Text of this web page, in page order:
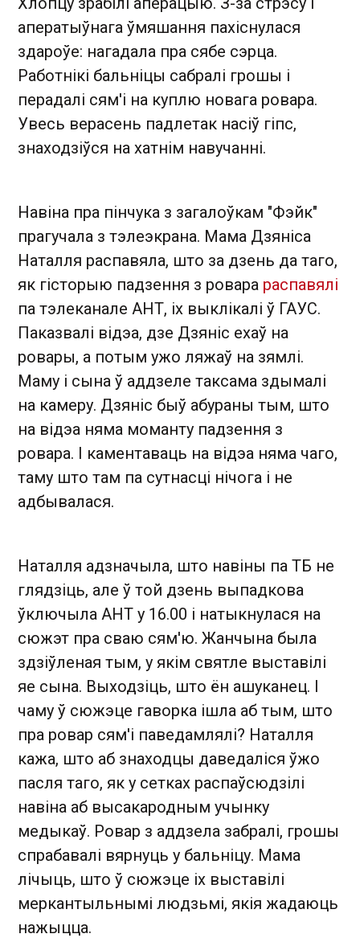
аператыўнага ўмяшання пахіснулася
здароўе: нагадала пра сябе сэрца.
Работнікі бальніцы сабралі грошы і
перадалі сям'і на куплю новага ровара.
Увесь верасень падлетак насіў гіпс,
знаходзіўся на хатнім навучанні.
Навіна пра пінчука з загалоўкам "Фэйк"
прагучала з тэлеэкрана. Мама Дзяніса
Наталля распавяла, што за дзень да таго,
як гісторыю падзення з ровара распавялі
па тэлеканале АНТ, іх выклікалі ў ГАУС.
Паказвалі відэа, дзе Дзяніс ехаў на
ровары, а потым ужо ляжаў на зямлі.
Маму і сына ў аддзеле таксама здымалі
на камеру. Дзяніс быў абураны тым, што
на відэа няма моманту падзення з
ровара. І каментаваць на відэа няма чаго,
таму што там па сутнасці нічога і не
адбывалася.
Наталля адзначыла, што навіны па ТБ не
глядзіць, але ў той дзень выпадкова
ўключыла АНТ у 16.00 і натыкнулася на
сюжэт пра сваю сям'ю. Жанчына была
здзіўленая тым, у якім святле выставілі
яе сына. Выходзіць, што ён ашуканец. І
чаму ў сюжэце гаворка ішла аб тым, што
пра ровар сям'і паведамлялі? Наталля
кажа, што аб знаходцы даведаліся ўжо
пасля таго, як у сетках распаўсюдзілі
навіна аб высакародным учынку
медыкаў. Ровар з аддзела забралі, грошы
спрабавалі вярнуць у бальніцу. Мама
лічыць, што ў сюжэце іх выставілі
меркантыльнымі людзьмі, якія жадаюць
нажыцца.